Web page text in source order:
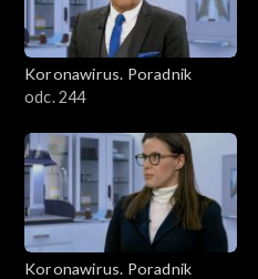
Koronawirus. Poradnik
odc. 244
Koronawirus. Poradnik